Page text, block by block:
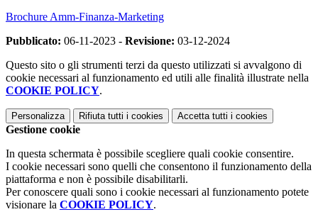
Brochure Amm-Finanza-Marketing
Pubblicato: 06-11-2023 - Revisione: 03-12-2024
Questo sito o gli strumenti terzi da questo utilizzati si avvalgono di
cookie necessari al funzionamento ed utili alle finalità illustrate nella
COOKIE POLICY.
Personalizza Rifiuta tutti i cookies Accetta tutti i cookies
Gestione cookie
In questa schermata è possibile scegliere quali cookie consentire.
I cookie necessari sono quelli che consentono il funzionamento della
piattaforma e non è possibile disabilitarli.
Per conoscere quali sono i cookie necessari al funzionamento potete
visionare la COOKIE POLICY.